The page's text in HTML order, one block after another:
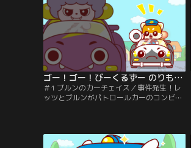
ゴー！ゴー！びーくるずー のりものスター編 第01話
＃1 ブルンのカーチェイス／事件発生！レ
ッツとブルンがパトロールカーのコンビ